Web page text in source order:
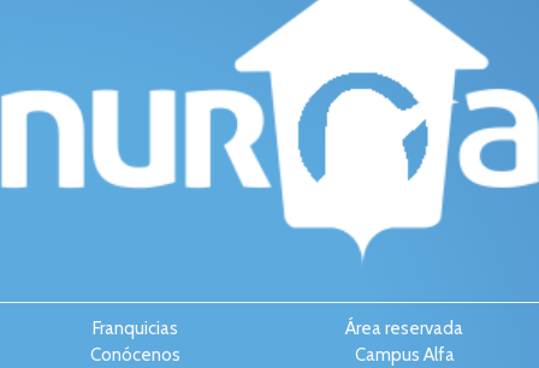
Franquicias
Conócenos
Área reservada
Campus Alfa